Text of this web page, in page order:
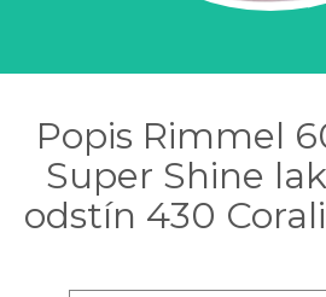
Popis Rimmel
Super Shine
odstín 430